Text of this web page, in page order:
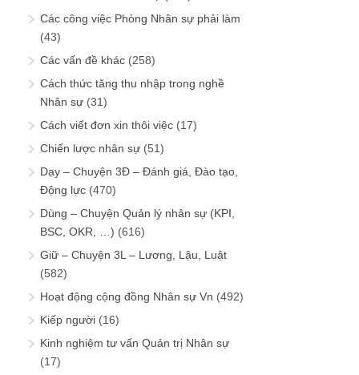
Các công việc Phòng Nhân sự phải làm
(43)
Các vấn đề khác (258)
Cách thức tăng thu nhập trong nghề
Nhân sự (31)
Cách viết đơn xin thôi việc (17)
Chiến lược nhân sự (51)
Dạy – Chuyện 3Đ – Đánh giá, Đào tạo,
Động lực (470)
Dùng – Chuyện Quản lý nhân sự (KPI,
BSC, OKR, …) (616)
Giữ – Chuyện 3L – Lương, Lậu, Luật
(582)
Hoạt động cộng đồng Nhân sự Vn (492)
Kiếp người (16)
Kinh nghiệm tư vấn Quản trị Nhân sự
(17)